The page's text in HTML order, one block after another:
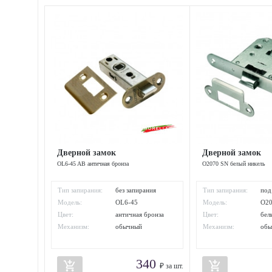
Дверной замок
OL6-45 AB античная бронза
Тип запирания:
без запирания
Модель:
OL6-45
Цвет:
античная бронза
Механизм:
обычный
add_shopping_cart 340₽ за шт.
Дверной замок
O2070 SN белый никель
Тип запирания:
под
Модель:
Цвет:
Механизм:
add_shopping_cart